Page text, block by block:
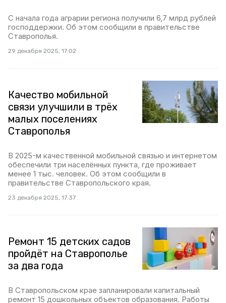
С начала года аграрии региона получили 6,7 млрд рублей
господдержки. Об этом сообщили в правительстве
Ставрополья.
29 декабря 2025, 17:02
Качество мобильной
связи улучшили в трёх
малых поселениях
Ставрополья
В 2025-м качественной мобильной связью и интернетом
обеспечили три населённых пункта, где проживает
менее 1 тыс. человек. Об этом сообщили в
правительстве Ставропольского края.
23 декабря 2025, 17:37
Ремонт 15 детских садов
пройдёт на Ставрополье
за два года
В Ставропольском крае запланировали капитальный
ремонт 15 дошкольных объектов образования. Работы